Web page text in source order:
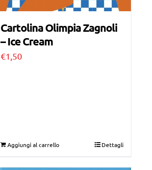
Cartolina Olimpia Zagnoli
– Ice Cream
€1,50
Aggiungi al carrello Dettagli